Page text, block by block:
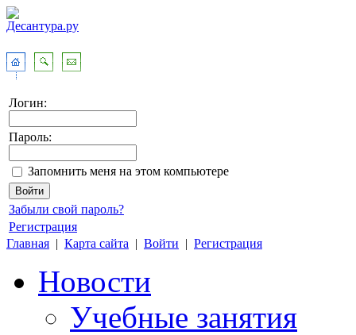
Логин:
Пароль:
Запомнить меня на этом компьютере
Забыли свой пароль?
Регистрация
Главная | Карта сайта | Войти | Регистрация
Новости
Учебные занятия